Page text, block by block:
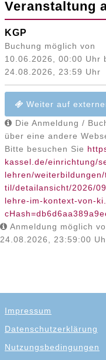
Veranstaltung
KGP
Buchung möglich von
10.06.2026, 00:00 Uhr
24.08.2026, 23:59 Uhr
Weiter auf
Die Anmeldung /
über eine andere
Bitte besuchen Sie
kassel.de/einrichtung/
lehren/
til/detailansicht/2026/
lehre-im-kontext-von-
Anmeldung möglich
24.08.2026, 23:59:00
Impressum
Datenschutzerklärung
Nutzungsbedingungen